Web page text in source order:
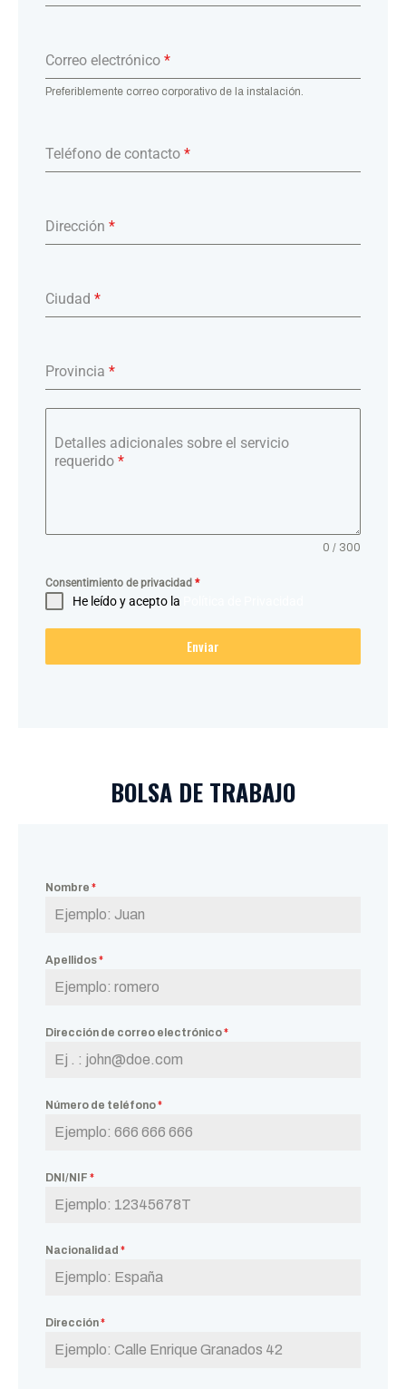
Correo electrónico *
Preferiblemente correo corporativo de la instalación.
Teléfono de contacto *
Dirección *
Ciudad *
Provincia *
Detalles adicionales sobre el servicio
requerido *
0 / 300
Consentimiento de privacidad *
He leído y acepto la
Enviar
BOLSA DE TRABAJO
Nombre *
Apellidos*
Dirección de correo electrónico*
Número de teléfono*
DNI/NIF *
Nacionalidad *
Dirección*